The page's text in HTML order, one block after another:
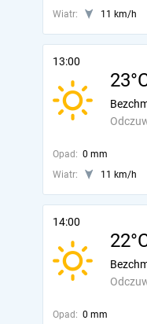
Wiatr:
11 km/h
13:00
Opad: 0 mm
Wiatr:
11 km/h
14:00
Opad: 0 mm